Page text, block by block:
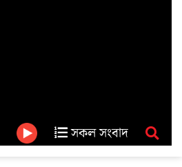
সকল সংবাদ